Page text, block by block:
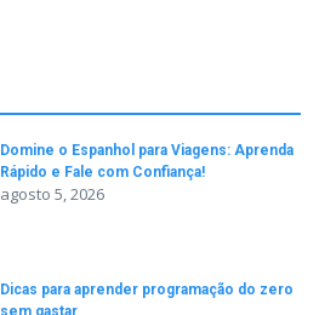
Domine o Espanhol para Viagens: Aprenda
Rápido e Fale com Confiança!
agosto 5, 2026
Dicas para aprender programação do zero
sem gastar